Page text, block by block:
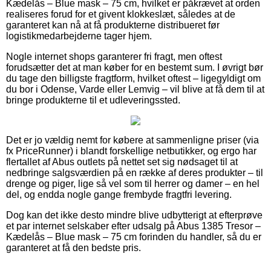
Kædelås – Blue mask – 75 cm, hvilket er påkrævet at orden
realiseres forud for et givent klokkeslæt, således at de
garanteret kan nå at få produkterne distribueret før
logistikmedarbejderne tager hjem.
Nogle internet shops garanterer fri fragt, men oftest
forudsætter det at man køber for en bestemt sum. I øvrigt bør
du tage den billigste fragtform, hvilket oftest – ligegyldigt om
du bor i Odense, Varde eller Lemvig – vil blive at få dem til at
bringe produkterne til et udleveringssted.
Det er jo vældig nemt for købere at sammenligne priser (via
fx PriceRunner) i blandt forskellige netbutikker, og ergo har
flertallet af Abus outlets på nettet set sig nødsaget til at
nedbringe salgsværdien på en række af deres produkter – til
drenge og piger, lige så vel som til herrer og damer – en hel
del, og endda nogle gange frembyde fragtfri levering.
Dog kan det ikke desto mindre blive udbytterigt at efterprøve
et par internet selskaber efter udsalg på Abus 1385 Tresor –
Kædelås – Blue mask – 75 cm forinden du handler, så du er
garanteret at få den bedste pris.